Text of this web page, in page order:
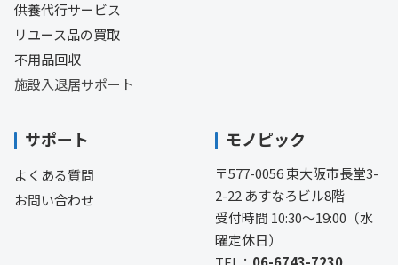
供養代行サービス
リユース品の買取
不用品回収
施設入退居サポート
サポート
よくある質問
お問い合わせ
モノピック
〒577-0056 東大阪市長堂3-
2-22 あすなろビル8階
受付時間 10:30〜19:00（水
曜定休日）